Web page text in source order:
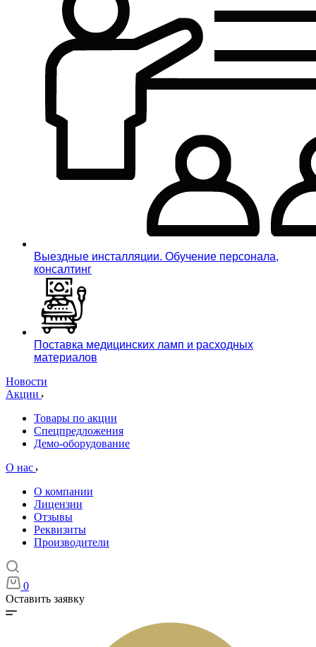
Выездные инсталляции. Обучение персонала,
консалтинг
Поставка медицинских ламп и расходных
материалов
Новости
Акции
Товары по акции
Спецпредложения
Демо-оборудование
О нас
О компании
Лицензии
Отзывы
Реквизиты
Производители
0
Оставить заявку